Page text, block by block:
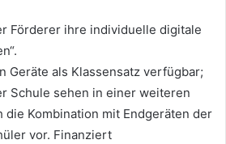
Förderer ihre individuelle digitale
Geräte als Klassensatz verfügbar;
Schule sehen in einer weiteren
die Kombination mit Endgeräten der
vor. Finanziert